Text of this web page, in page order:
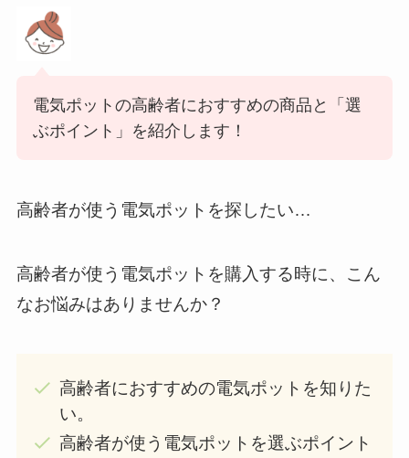
電気ポットの高齢者におすすめの商品と「選
ぶポイント」を紹介します！
高齢者が使う電気ポットを探したい…
高齢者が使う電気ポットを購入する時に、こん
なお悩みはありませんか？
高齢者におすすめの電気ポットを知りた
い。
高齢者が使う電気ポットを選ぶポイント